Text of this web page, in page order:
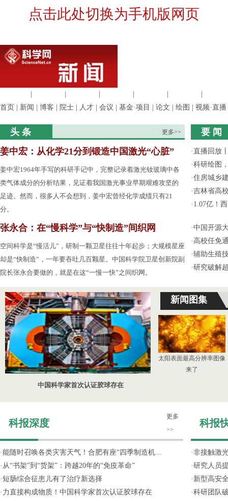
点击此处切换为手机版网页
首页
新闻 博客 院士 人才 会议 基金·项目 论文 绘图 视频·直播
头 条 更多>>
姜中宏：从化学21分到锻造中国激光“心脏”
姜中宏1964年手写的科研手记中，完整记录着激光钕玻璃中各
类气体成分的分析结果，见证着我国激光事业早期艰难攻坚的
足迹。然而，很多人不会想到，姜中宏曾经化学成绩只有21
分。
张永合：在“慢科学”与“快制造”间织网
空间科学是“慢活儿”，研制一颗卫星往往十年起步；大规模星座
却是“快制造”，一年要吞吐几百颗星。中国科学院卫星创新院副
院长张永合要做的，就是在这“一慢一快”之间织网。
要 闻
·直播回放
·科研绘图
·住房城乡
·吉林省高
· 1.07亿！
·中国开源
· 高校任免
·辅助生殖
·研究破解
中国科学家首次认证胶球存在
新闻图集
太阳表面最高分辨率图像
来了
科报深度
更多
>>
·能随时召唤各类灾害天气！合肥有座“四季制造机...
· 从“书架”到“货架”：跨越20年的“免疫革命”
· 短肠综合征患儿有了治疗新选择
· 力直接构成物质！中国科学家首次认证胶球存在
科报
·非接触激
·研究人员
· 新型高安
·科研团队